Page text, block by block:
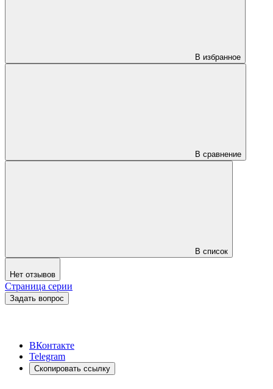
В избранное
В сравнение
В список
Нет отзывов
Страница серии
Задать вопрос
ВКонтакте
Telegram
Скопировать ссылку